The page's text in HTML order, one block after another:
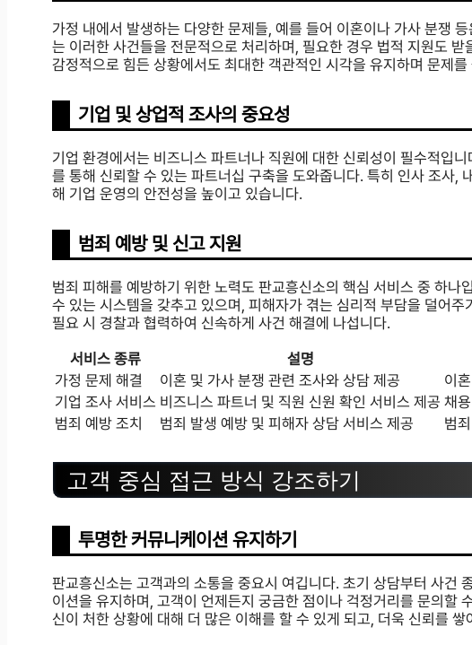
가정 내에서 발생하는 다양한 문제들, 예를 들어 이혼이나 가사 분쟁
는 이러한 사건들을 전문적으로 처리하며, 필요한 경우 법적 지원도
감정적으로 힘든 상황에서도 최대한 객관적인 시각을 유지하며 문제
기업 및 상업적 조사의 중요성
기업 환경에서는 비즈니스 파트너나 직원에 대한 신뢰성이 필수적입
를 통해 신뢰할 수 있는 파트너십 구축을 도와줍니다. 특히 인사 조사,
해 기업 운영의 안전성을 높이고 있습니다.
범죄 예방 및 신고 지원
범죄 피해를 예방하기 위한 노력도 판교흥신소의 핵심 서비스 중 하나
수 있는 시스템을 갖추고 있으며, 피해자가 겪는 심리적 부담을 덜어
필요 시 경찰과 협력하여 신속하게 사건 해결에 나섭니다.
서비스 종류
설명
가정 문제 해결
이혼 및 가사 분쟁 관련 조사와 상담 제공
이
기업 조사 서비스 비즈니스 파트너 및 직원 신원 확인 서비스 제공 채
범죄 예방 조치
범죄 발생 예방 및 피해자 상담 서비스 제공 범
고객 중심 접근 방식 강조하기
투명한 커뮤니케이션 유지하기
판교흥신소는 고객과의 소통을 중요시 여깁니다. 초기 상담부터 사건
이션을 유지하며, 고객이 언제든지 궁금한 점이나 걱정거리를 문의할
신이 처한 상황에 대해 더 많은 이해를 할 수 있게 되고, 더욱 신뢰를 쌓